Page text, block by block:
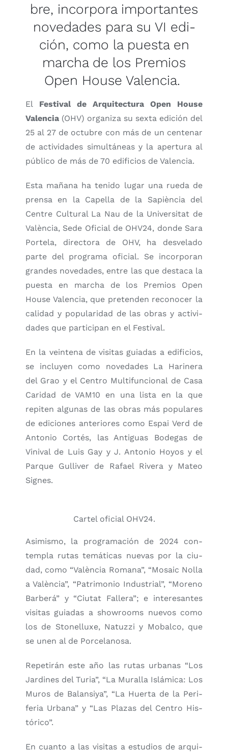
bre, incor­po­ra impor­tan­tes
nove­da­des para su VI edi­
ción, como la pues­ta en
mar­cha de los Pre­mios
Open Hou­se Valen­cia.
El Fes­ti­val de Arqui­tec­tu­ra Open Hou­se
Valen­cia(OHV) orga­ni­za su sex­ta edi­ción del
25 al 27 de octu­bre con más de un cen­te­nar
de acti­vi­da­des simul­tá­neas y la aper­tu­ra al
públi­co de más de 70 edi­fi­cios de Valen­cia.
Esta maña­na ha teni­do lugar una rue­da de
pren­sa en la Cape­lla de la Sapièn­cia del
Cen­tre Cul­tu­ral La Nau de la Uni­ver­si­tat de
Valèn­cia, Sede Ofi­cial de OHV24, don­de Sara
Por­te­la, direc­to­ra de OHV, ha des­ve­la­do
par­te del pro­gra­ma ofi­cial. Se incor­po­ran
gran­des nove­da­des, entre las que des­ta­ca la
pues­ta en mar­cha de los Pre­mios Open
Hou­se Valen­cia, que pre­ten­den reco­no­cer la
cali­dad y popu­la­ri­dad de las obras y acti­vi­
da­des que par­ti­ci­pan en el Fes­ti­val.
En la vein­te­na de visi­tas guia­das a edi­fi­cios,
se inclu­yen como nove­da­des La Hari­ne­ra
del Grao y el Cen­tro Mul­ti­fun­cio­nal de Casa
Cari­dad de VAM10 en una lis­ta en la que
repi­ten algu­nas de las obras más popu­la­res
de edi­cio­nes ante­rio­res como Espai Verd de
Anto­nio Cor­tés, las Anti­guas Bode­gas de
Vini­val de Luis Gay y J. Anto­nio Hoyos y el
Par­que Gulli­ver de Rafael Rive­ra y Mateo
Sig­nes.
Car­tel ofi­cial OHV24.
Asi­mis­mo, la pro­gra­ma­ción de 2024 con­
tem­pla rutas temá­ti­cas nue­vas por la ciu­
dad, como “Valèn­cia Roma­na”, “Mosaic Nolla
a Valèn­cia”, “Patri­mo­nio Indus­trial”, “Moreno
Bar­be­rá” y “Ciu­tat Falle­ra”; e intere­san­tes
visi­tas guia­das a show­rooms nue­vos como
los de Sto­ne­llu­xe, Natuz­zi y Mobal­co, que
se unen al de Por­ce­la­no­sa.
Repe­ti­rán este año las rutas urba­nas “Los
Jar­di­nes del Turia”, “La Mura­lla Islá­mi­ca: Los
Muros de Balan­si­ya”, “La Huer­ta de la Peri­
fe­ria Urba­na” y “Las Pla­zas del Cen­tro His­
tó­ri­co”.
En cuan­to a las visi­tas a estu­dios de arqui­